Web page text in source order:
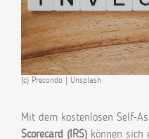
(c) Precondo | Unsplash
Mit dem kostenlosen Self-
Scorecard (IRS) können sich